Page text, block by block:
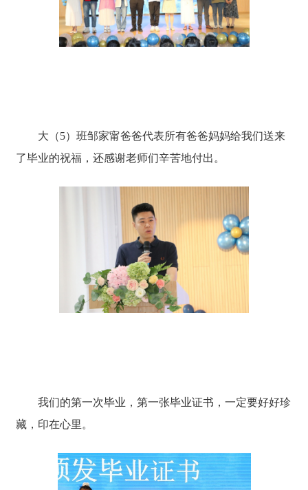
大（5）班邹家甯爸爸代表所有爸爸妈妈给我们送来
了毕业的祝福，还感谢老师们辛苦地付出。
我们的第一次毕业，第一张毕业证书，一定要好好珍
藏，印在心里。